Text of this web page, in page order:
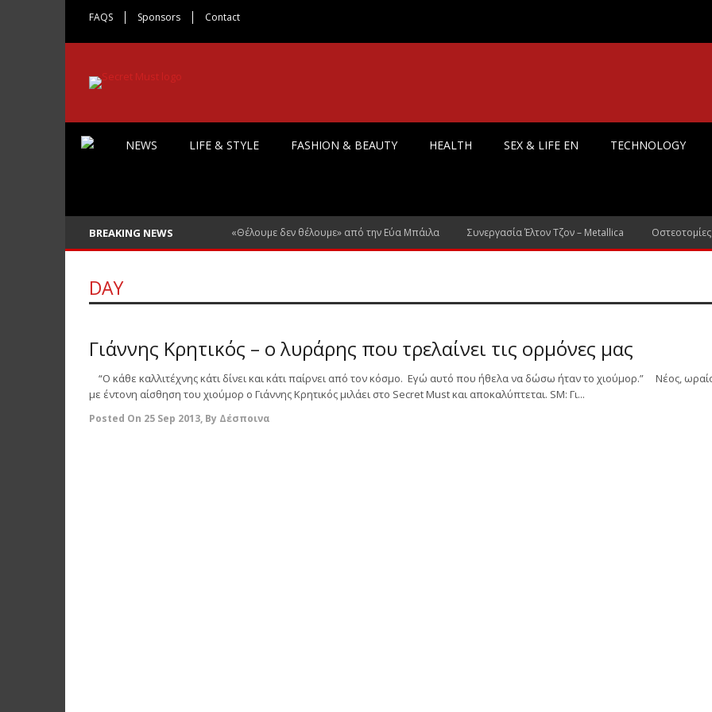
FAQS Sponsors Contact
NEWS LIFE & STYLE FASHION & BEAUTY HEALTH SEX & LIFE EN TECHNOLOGY
BREAKING NEWS «Θέλουμε δεν θέλουμε» από την Εύα Μπάιλα Συνεργασία Έλτον Τζον – Metallica
DAY
Γιάννης Κρητικός – ο λυράρης που τρελαίνει τις ορμόνες μας
“Ο κάθε καλλιτέχνης κάτι δίνει και κάτι παίρνει από τον κόσμο. Εγώ αυτό που ήθελα να δώσω ήταν το χιούμορ.” Νέος,
με έντονη αίσθηση του χιούμορ ο Γιάννης Κρητικός μιλάει στο Secret Must και αποκαλύπτεται. SM: Γι...
Posted On 25 Sep 2013, By Δέσποινα